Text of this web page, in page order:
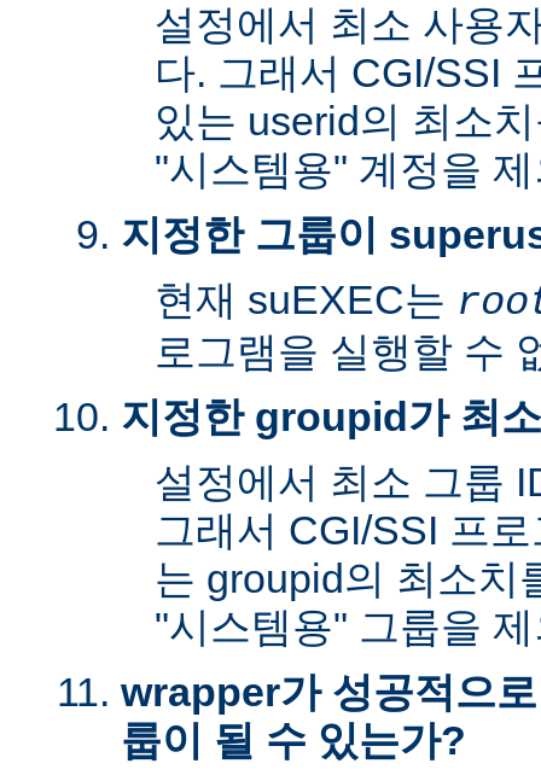
설정에서 최소 사용
다. 그래서 CGI/SSI
있는 userid의 최소
"시스템용" 계정을
지정한 그룹이
현재 suEXEC는
로그램을 실행할 수
지정한 groupid가 최
설정에서 최소 그룹
그래서 CGI/SSI 프
는 groupid의 최소치
"시스템용" 그룹을
wrapper가 성공적으
룹이 될 수 있는가?